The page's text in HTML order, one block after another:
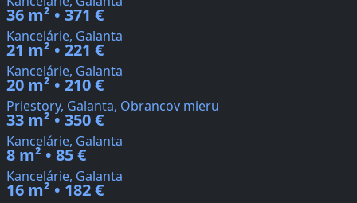
36 m² • 371 €
Kancelárie, Galanta
21 m² • 221 €
Kancelárie, Galanta
20 m² • 210 €
Priestory, Galanta, Obrancov mieru
33 m² • 350 €
Kancelárie, Galanta
8 m² • 85 €
Kancelárie, Galanta
16 m² • 182 €